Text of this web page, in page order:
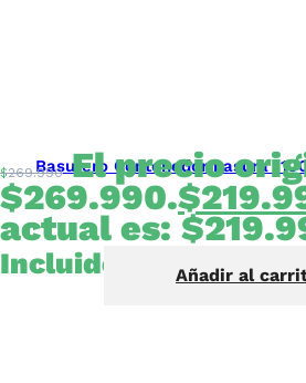
Basurero Contenedor basura
$269.990 El precio
$269.990.$
actual es:
Incluido
Añadir al